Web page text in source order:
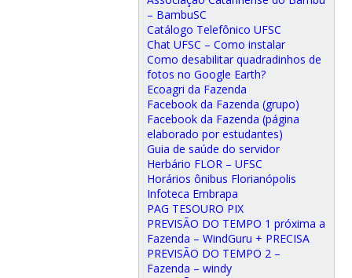
– BambuSC
Catálogo Telefônico UFSC
Chat UFSC – Como instalar
Como desabilitar quadradinhos de
fotos no Google Earth?
Ecoagri da Fazenda
Facebook da Fazenda (grupo)
Facebook da Fazenda (página
elaborado por estudantes)
Guia de saúde do servidor
Herbário FLOR – UFSC
Horários ônibus Florianópolis
Infoteca Embrapa
PAG TESOURO PIX
PREVISÃO DO TEMPO 1 próxima a
Fazenda – WindGuru + PRECISA
PREVISÃO DO TEMPO 2 –
Fazenda – windy